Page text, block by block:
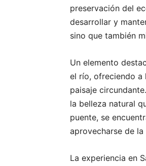
preservación del
desarrollar y
sino que también
Un elemento
el río, ofreciendo a
paisaje
la belleza natural
puente, se
aprovecharse de
La experiencia en